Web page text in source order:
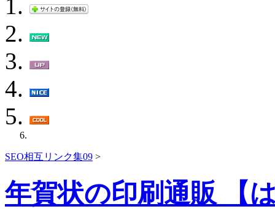
SEO相互リンク集09 >
年賀状の印刷通販 【